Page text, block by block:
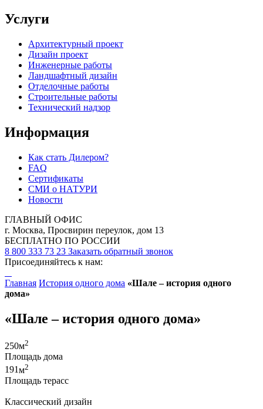
Услуги
Архитектурный проект
Дизайн проект
Инженерные работы
Ландшафтный дизайн
Отделочные работы
Строительные работы
Технический надзор
Информация
Как стать Дилером?
FAQ
Сертификаты
СМИ о НАТУРИ
Новости
ГЛАВНЫЙ ОФИС
г. Москва, Просвирин переулок, дом 13
БЕСПЛАТНО ПО РОССИИ
8 800 333 73 23 Заказать обратный звонок
Присоединяйтесь к нам:
Главная История одного дома «Шале – история одного
дома»
«Шале – история одного дома»
250м2
Площадь дома
191м2
Площадь терасс
Классический дизайн